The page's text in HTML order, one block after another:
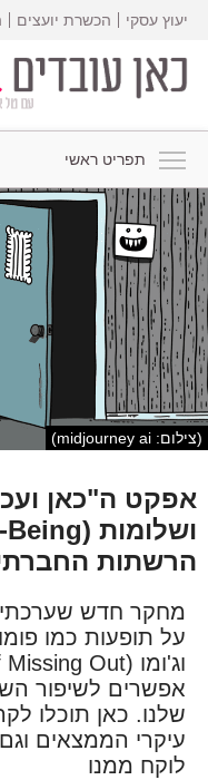
יעוץ עסקי הכשרת יועצים
תפריט ראשי
(צילום: midjourney ai)
הרשתות
מחקר חדש שערכתי
אפשרים לשיפור
שלנו. כאן תוכלו
עיקרי הממצאים
לוקח ממנו